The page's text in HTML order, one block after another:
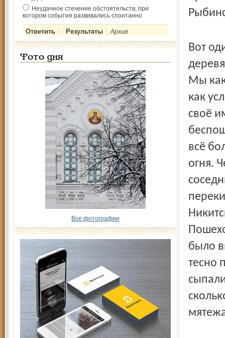
Неудачное стечение обстоятельств, при
котором события развивались спонтанно
Архив
Фото дня
Все фотографии
Вот
Мы
как
своё
всё
огня.
было
тесно